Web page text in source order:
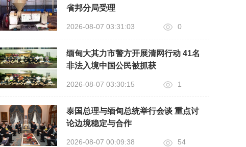
省邦分局受理
2026-08-07 03:31:03 0
缅甸大其力市警方开展清网行动 41名
非法入境中国公民被抓获
2026-08-07 03:30:15 1
泰国总理与缅甸总统举行会谈 重点讨
论边境稳定与合作
2026-08-07 00:09:38 54